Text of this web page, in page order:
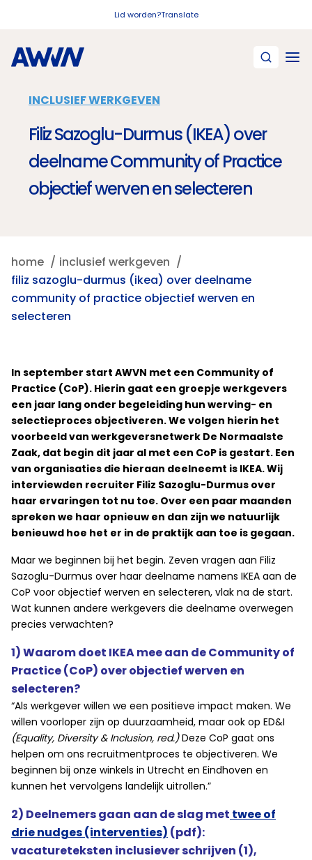
Lid worden?Translate
INCLUSIEF WERKGEVEN
Filiz Sazoglu-Durmus (IKEA) over
deelname Community of Practice
objectief werven en selecteren
home
inclusief werkgeven
filiz sazoglu-durmus (ikea) over deelname
community of practice objectief werven en
selecteren
In september start AWVN met een Community of
Practice (CoP). Hierin gaat een groepje werkgevers
een jaar lang onder begeleiding hun werving- en
selectieproces objectiveren. We volgen hierin het
voorbeeld van werkgeversnetwerk De Normaalste
Zaak, dat begin dit jaar al met een CoP is gestart. Een
van organisaties die hieraan deelneemt is IKEA. Wij
interviewden recruiter Filiz Sazoglu-Durmus over
haar ervaringen tot nu toe. Over een paar maanden
spreken we haar opnieuw en dan zijn we natuurlijk
benieuwd hoe het er in de praktijk aan toe is gegaan.
Maar we beginnen bij het begin. Zeven vragen aan Filiz
Sazoglu-Durmus over haar deelname namens IKEA aan de
CoP voor objectief werven en selecteren, vlak na de start.
Wat kunnen andere werkgevers die deelname overwegen
precies verwachten?
1) Waarom doet IKEA mee aan de Community of
Practice (CoP) over objectief werven en
selecteren?
“Als werkgever willen we een positieve impact maken. We
willen voorloper zijn op duurzaamheid, maar ook op ED&I
(Equality, Diversity & Inclusion, red.)Deze CoP gaat ons
helpen om ons recruitmentproces te objectiveren. We
beginnen bij onze winkels in Utrecht en Eindhoven en
kunnen het vervolgens landelijk uitrollen.”
2) Deelnemers gaan aan de slag met twee of
drie nudges (interventies) (pdf):
vacatureteksten inclusiever schrijven (1),